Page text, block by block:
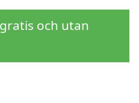
och utan